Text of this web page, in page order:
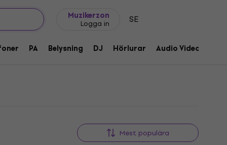
Muzikerzon
Logga in SE
PA Belysning DJ Hörlurar Audio Video
Mest populära